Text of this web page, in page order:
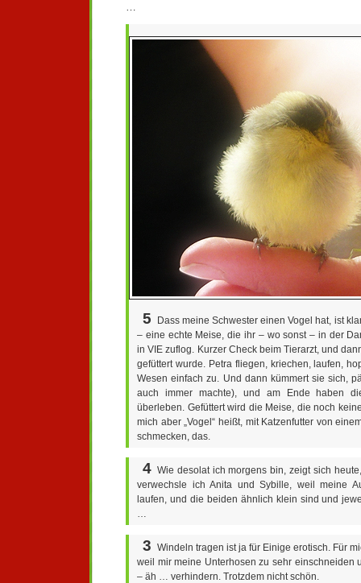
…
5
Dass meine Schwester einen Vogel hat, ist
– eine echte Meise, die ihr – wo sonst – in der
in VIE zuflog. Kurzer Check beim Tierarzt, und
gefüttert wurde. Petra fliegen, kriechen, laufen,
Wesen einfach zu. Und dann kümmert sie sich,
auch immer machte), und am Ende haben
überleben. Gefüttert wird die Meise, die noch
mich aber „Vogel“ heißt, mit Katzenfutter von
schmecken, das.
4 Wie desolat ich morgens bin, zeigt sich
verwechsle ich Anita und Sybille, weil meine
laufen, und die beiden ähnlich klein sind und
…
3 Windeln tragen ist ja für Einige erotisch. Für
weil mir meine Unterhosen zu sehr einschneiden
– äh … verhindern. Trotzdem nicht schön.